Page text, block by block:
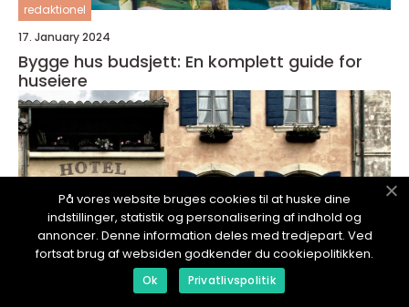
redaktionel
17. January 2024
Bygge hus budsjett: En komplett guide for
huseiere
På vores website bruges cookies til at huske dine
indstillinger, statistik og personalisering af indhold og
annoncer. Denne information deles med tredjepart. Ved
fortsat brug af websiden godkender du cookiepolitikken.
Ok Privatlivspolitik